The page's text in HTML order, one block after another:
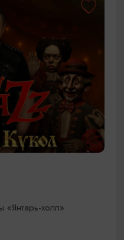
«Янтарь-холл»